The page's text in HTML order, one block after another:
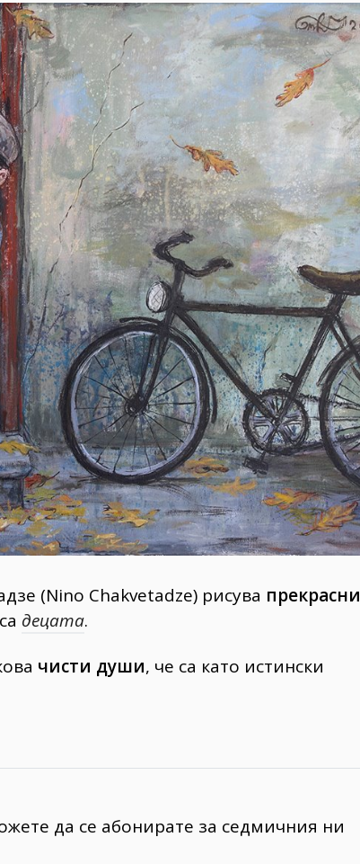
(Nino Chakvetadze) рисува прекрасни
децата.
чисти души, че са като истински
да се абонирате за седмичния ни